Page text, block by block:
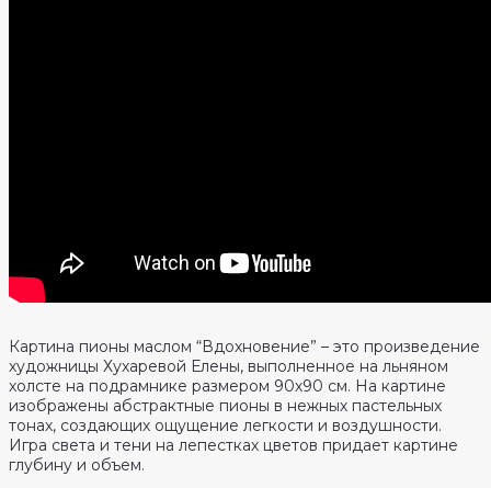
Картина пионы маслом “Вдохновение” – это произведение
художницы Хухаревой Елены, выполненное на льняном
холсте на подрамнике размером 90х90 см. На картине
изображены абстрактные пионы в нежных пастельных
тонах, создающих ощущение легкости и воздушности.
Игра света и тени на лепестках цветов придает картине
глубину и объем.